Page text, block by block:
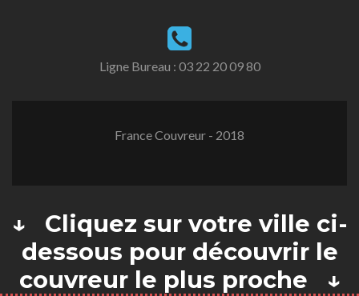
Ligne Bureau : 03 22 20 09 80
France Couvreur - 2018
↓ Cliquez sur votre ville ci-
dessous pour découvrir le
couvreur le plus proche ↓